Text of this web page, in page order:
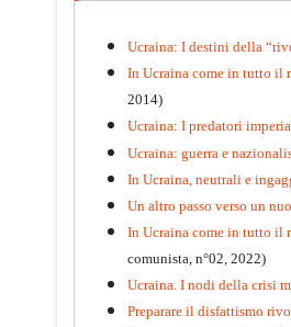
Ucraina: I destini della
In Ucraina come in tutto il
2014)
Ucraina: I predatori
Ucraina: guerra e
In Ucraina, neutrali e
Un altro passo verso un
In Ucraina come in tutto il
comunista, n°02, 2022)
Ucraina. I nodi della crisi
Preparare il disfattismo